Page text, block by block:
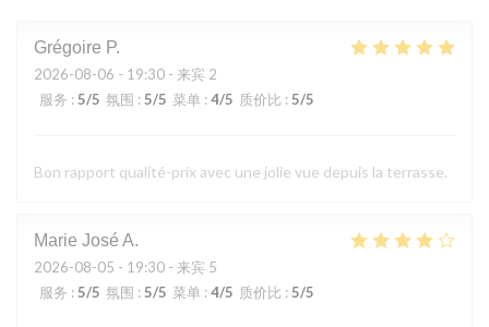
Grégoire P
2026-08-06 - 19:30 - 来宾 2
服务 : 5/5 氛围 : 5/5 菜单 : 4/5 质价比 : 5/5
Bon rapport qualité-prix avec une jolie vue depuis la terrasse.
Marie José A
2026-08-05 - 19:30 - 来宾 5
服务 : 5/5 氛围 : 5/5 菜单 : 4/5 质价比 : 5/5